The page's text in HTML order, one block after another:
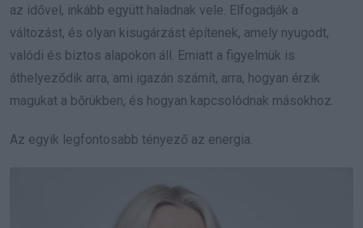
az idővel, inkább együtt haladnak vele. Elfogadják a
változást, és olyan kisugárzást építenek, amely nyugodt,
valódi és biztos alapokon áll. Emiatt a figyelmük is
áthelyeződik arra, ami igazán számít, arra, hogyan érzik
magukat a bőrükben, és hogyan kapcsolódnak másokhoz.
Az egyik legfontosabb tényező az energia.